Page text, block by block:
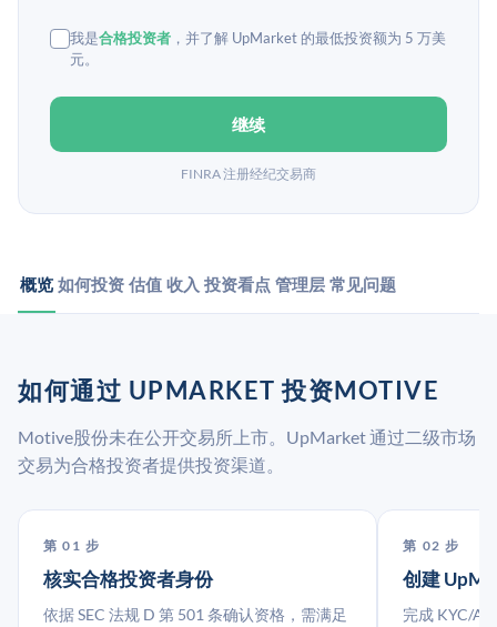
我是合格投资者 ，并了解 UpMarket 的最低投资额为 5 万美
元。
继续
FINRA 注册经纪交易商
概览 如何投资 估值 收入 投资看点 管理层 常见问题
如何通过 UPMARKET 投资MOTIVE
Motive股份未在公开交易所上市。UpMarket 通过二级市场
交易为合格投资者提供投资渠道。
第 01 步
核实合格投资者身份
依据 SEC 法规 D 第 501 条确认资格，需满足
第 02 步
创建
完成 KYC/